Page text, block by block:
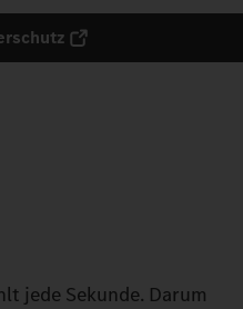
jede Sekunde. Darum